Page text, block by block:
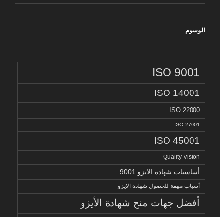
الوسوم
ISO 9001
ISO 14001
ISO 22000
ISO 27001
ISO 45001
Quality Vision
أساسيات شهادة الايزو 9001
أسباب مهمة للحصول شهادة الايزو
أفضل جهات منح شهادة الأيزو